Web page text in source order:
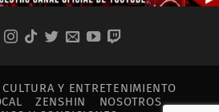
CULTURA Y ENTRETENIMIENTO
ZENSHIN
NOSOTROS